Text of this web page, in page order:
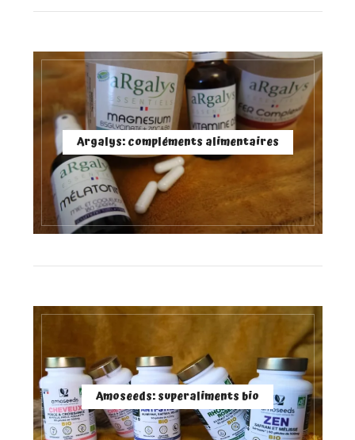
Argalys: compléments alimentaires
Amoseeds: superaliments bio